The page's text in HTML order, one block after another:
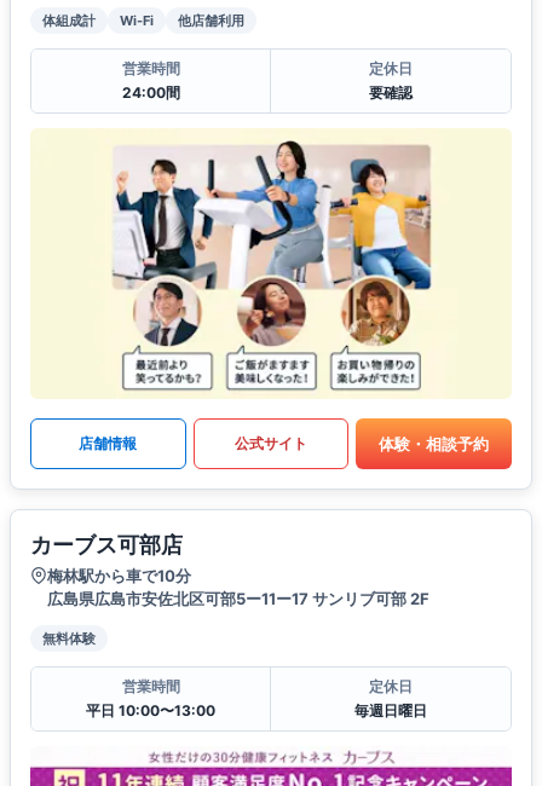
体組成計 Wi-Fi 他店舗利用
営業時間
24:00間
定休日
要確認
店舗情報 公式サイト 体験・相談予約
カーブス可部店
梅林駅から車で10分
広島県広島市安佐北区可部5ー11ー17 サンリブ可部 2F
無料体験
営業時間
平日 10:00〜13:00
定休日
毎週日曜日